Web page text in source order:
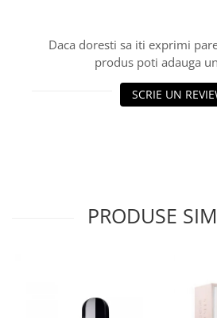
Daca doresti sa iti exprimi
produs poti adauga
SCRIE UN
PRODUSE